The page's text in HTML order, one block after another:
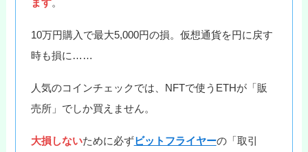
10万円購入で最大5,000円の損。仮想通貨を円に戻す
時も損に……
人気のコインチェックでは、NFTで使うETHが「販
売所」でしか買えません。
大損しないために必ずビットフライヤーの「取引